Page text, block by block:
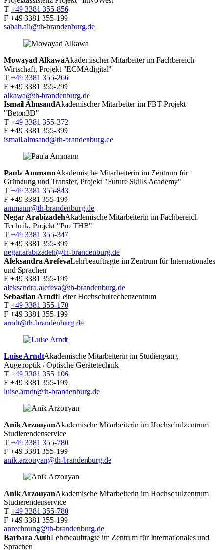
T +49 3381 355-856
F +49 3381 355-199
sabah.ali@th-brandenburg.de
Mowayad AlkawaAkademischer Mitarbeiter im Fachbereich
Wirtschaft, Projekt "ECMAdigital"
T +49 3381 355-266
F +49 3381 355-299
alkawa@th-brandenburg.de
Ismail AlmsandAkademischer Mitarbeiter im FBT-Projekt
"Beton3D"
T +49 3381 355-372
F +49 3381 355-399
ismail.almsand@th-brandenburg.de
Paula AmmannAkademische Mitarbeiterin im Zentrum für
Gründung und Transfer, Projekt "Future Skills Academy"
T +49 3381 355-843
F +49 3381 355-199
ammann@th-brandenburg.de
Negar ArabizadehAkademische Mitarbeiterin im Fachbereich
Technik, Projekt "Pro THB"
T +49 3381 355-347
F +49 3381 355-399
negar.arabizadeh@th-brandenburg.de
Aleksandra ArefevaLehrbeauftragte im Zentrum für Internationales
und Sprachen
F +49 3381 355-199
aleksandra.arefeva@th-brandenburg.de
Sebastian ArndtLeiter Hochschulrechenzentrum
T +49 3381 355-170
F +49 3381 355-199
arndt@th-brandenburg.de
Luise ArndtAkademische Mitarbeiterin im Studiengang
Augenoptik / Optische Gerätetechnik
T +49 3381 355-106
F +49 3381 355-199
luise.arndt@th-brandenburg.de
Anik ArzouyanAkademische Mitarbeiterin im Hochschulzentrum
Studierendenservice
T +49 3381 355-780
F +49 3381 355-199
anik.arzouyan@th-brandenburg.de
Anik ArzouyanAkademische Mitarbeiterin im Hochschulzentrum
Studierendenservice
T +49 3381 355-780
F +49 3381 355-199
anrechnung@th-brandenburg.de
Barbara AuthLehrbeauftragte im Zentrum für Internationales und
Sprachen